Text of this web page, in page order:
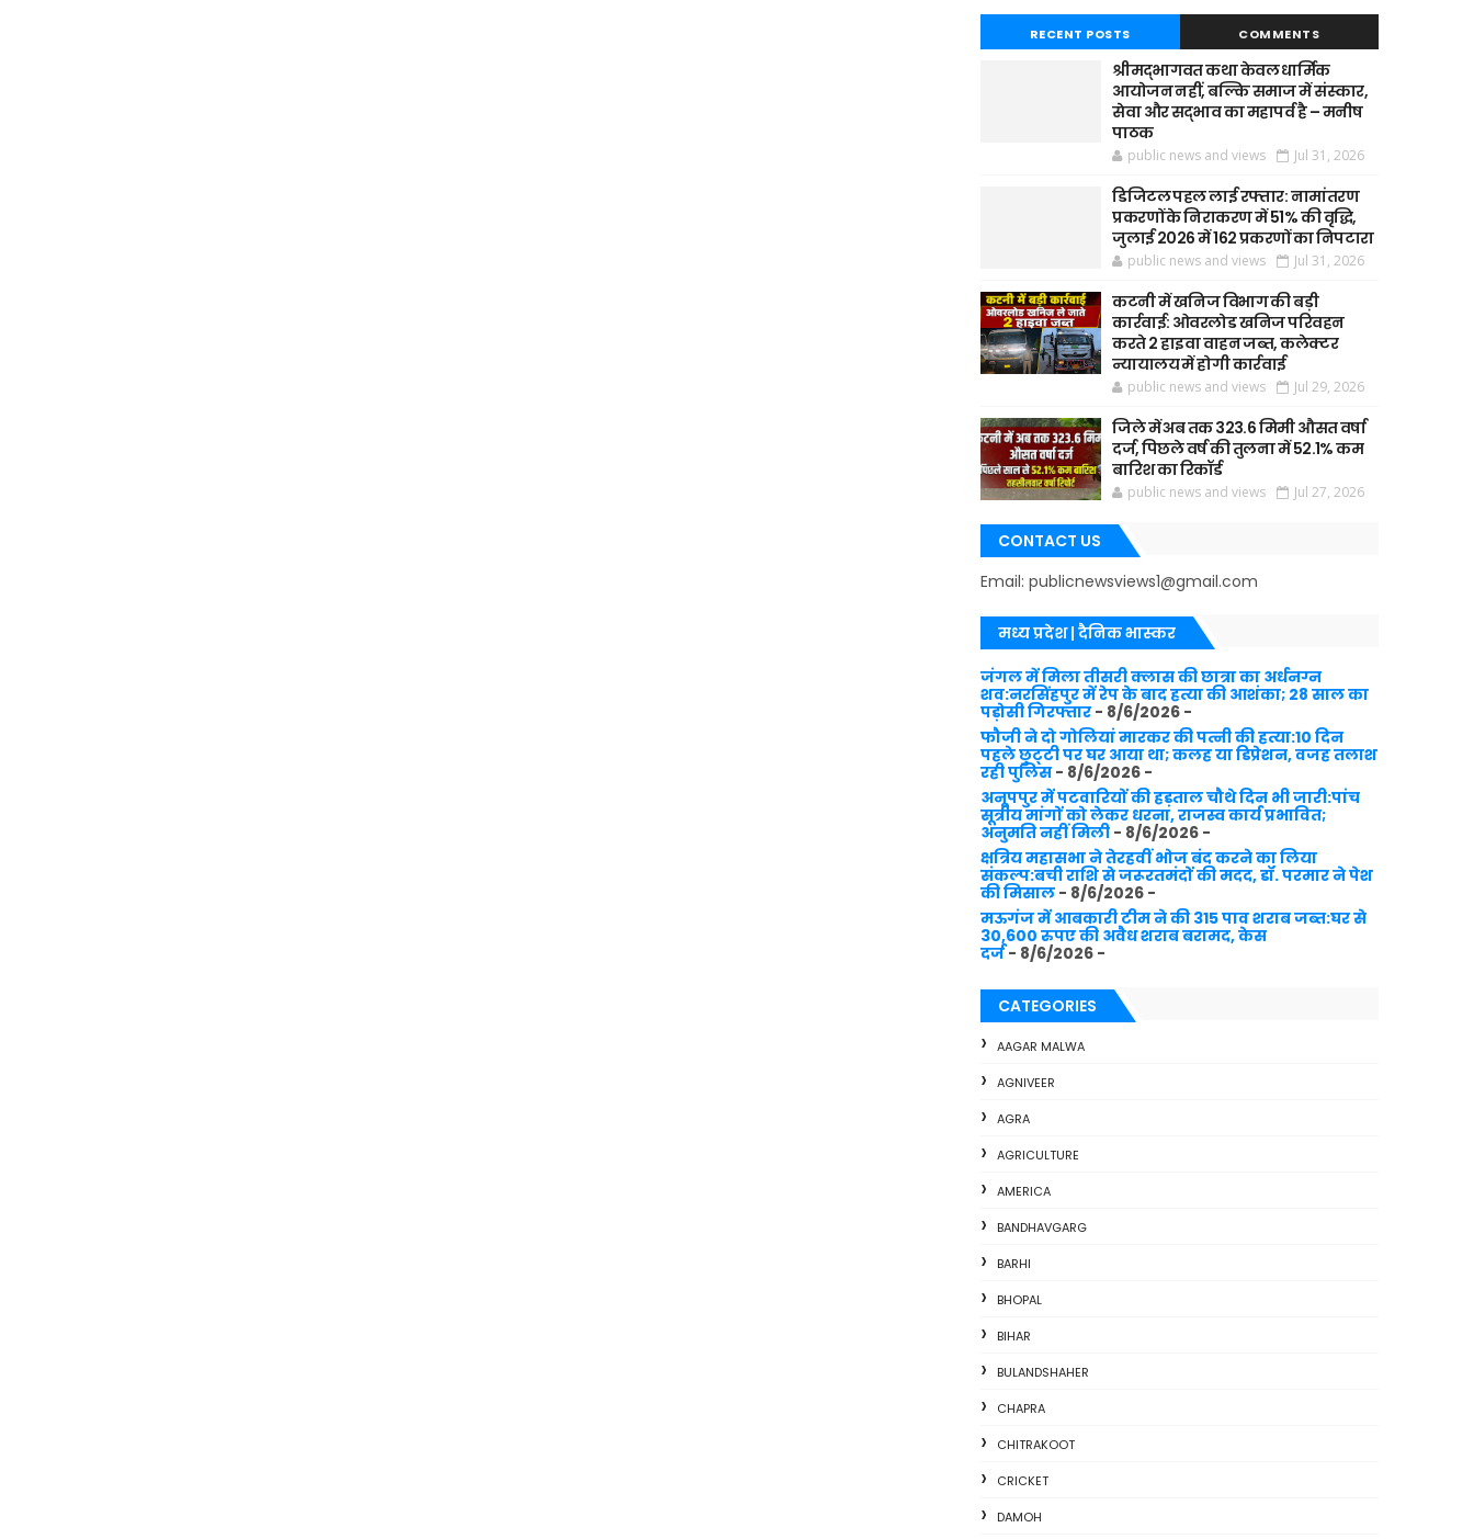
RECENT POSTS COMMENTS
श्रीमद्भागवत कथा केवल धार्मिक
आयोजन नहीं, बल्कि समाज में संस्कार,
सेवा और सद्भाव का महापर्व है – मनीष
पाठक
public news and views Jul 31, 2026
डिजिटल पहल लाई रफ्तार: नामांतरण
प्रकरणों के निराकरण में 51% की वृद्धि,
जुलाई 2026 में 162 प्रकरणों का निपटारा
public news and views Jul 31, 2026
कटनी में खनिज विभाग की बड़ी
कार्रवाई: ओवरलोड खनिज परिवहन
करते 2 हाइवा वाहन जब्त, कलेक्टर
न्यायालय में होगी कार्रवाई
public news and views Jul 29, 2026
जिले में अब तक 323.6 मिमी औसत वर्षा
दर्ज, पिछले वर्ष की तुलना में 52.1% कम
बारिश का रिकॉर्ड
public news and views Jul 27, 2026
CONTACT US
Email: publicnewsviews1@gmail.com
मध्य प्रदेश | दैनिक भास्कर
जंगल में मिला तीसरी क्लास की छात्रा का अर्धनग्न
शव:नरसिंहपुर में रेप के बाद हत्या की आशंका; 28 साल का
पड़ोसी गिरफ्तार - 8/6/2026 -
फौजी ने दो गोलियां मारकर की पत्नी की हत्या:10 दिन
पहले छुट्‌टी पर घर आया था; कलह या डिप्रेशन, वजह तलाश
रही पुलिस - 8/6/2026 -
अनूपपुर में पटवारियों की हड़ताल चौथे दिन भी जारी:पांच
सूत्रीय मांगों को लेकर धरना, राजस्व कार्य प्रभावित;
अनुमति नहीं मिली - 8/6/2026 -
क्षत्रिय महासभा ने तेरहवीं भोज बंद करने का लिया
संकल्प:बची राशि से जरूरतमंदों की मदद, डॉ. परमार ने पेश
की मिसाल - 8/6/2026 -
मऊगंज में आबकारी टीम ने की 315 पाव शराब जब्त:घर से
30,600 रुपए की अवैध शराब बरामद, केस
दर्ज- 8/6/2026 -
CATEGORIES
AAGAR MALWA
AGNIVEER
AGRA
AGRICULTURE
AMERICA
BANDHAVGARG
BARHI
BHOPAL
BIHAR
BULANDSHAHER
CHAPRA
CHITRAKOOT
CRICKET
DAMOH